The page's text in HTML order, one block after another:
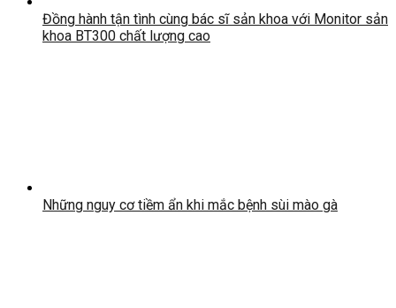
Đồng hành tận tình cùng bác sĩ sản khoa với Monitor sản
khoa BT300 chất lượng cao
Những nguy cơ tiềm ẩn khi mắc bệnh sùi mào gà